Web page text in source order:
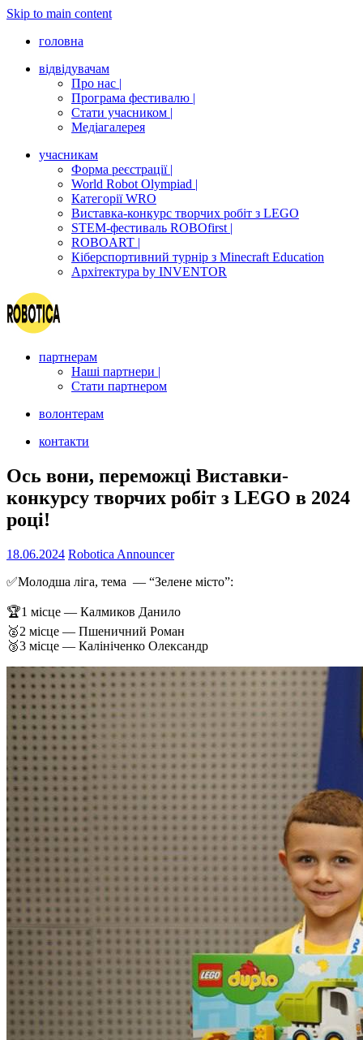
Skip to main content
головна
відвідувачам
Про нас |
Програма фестивалю |
Стати учасником |
Медіагалерея
учасникам
Форма реєстрації |
World Robot Olympiad |
Категорії WRO
Виставка-конкурс творчих робіт з LEGO
STEM-фестиваль ROBOfirst |
ROBOART |
Кіберспортивний турнір з Minecraft Education
Архітектура by INVENTOR
партнерам
Наші партнери |
Стати партнером
волонтерам
контакти
Ось вони, переможці Виставки-
конкурсу творчих робіт з LEGO в 2024
році!
18.06.2024 Robotica Announcer
✅Молодша ліга, тема — “Зелене місто”:
🏆1 місце — Калмиков Данило
🥈2 місце — Пшеничний Роман
🥉3 місце — Калініченко Олександр